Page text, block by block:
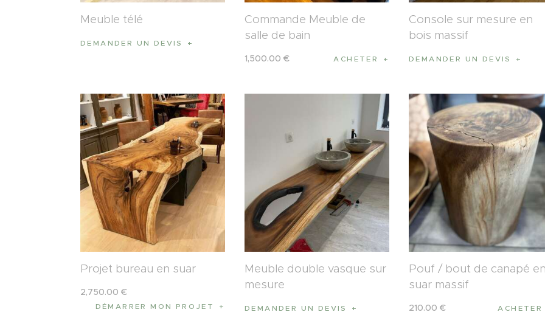
Meuble télé
DEMANDER UN DEVIS
Commande Meuble de
salle de bain
1,500.00 € ACHETER
Console sur mesure en
bois massif
DEMANDER UN DEVIS
Projet bureau en suar
2,750.00 €
DÉMARRER MON PROJET
Meuble double vasque sur
mesure
DEMANDER UN DEVIS
Pouf / bout de canapé
suar massif
210.00 € ACHETER